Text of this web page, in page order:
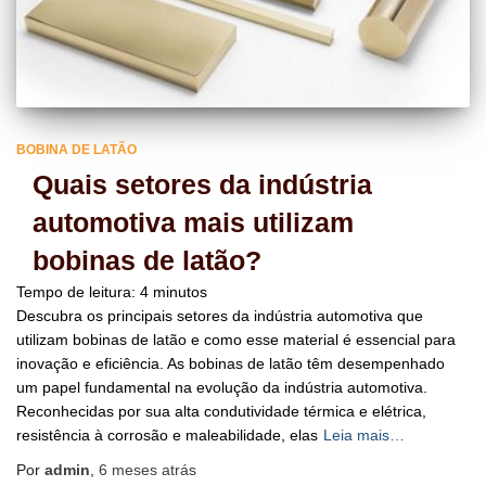
BOBINA DE LATÃO
Quais setores da indústria
automotiva mais utilizam
bobinas de latão?
Tempo de leitura: 4 minutos
Descubra os principais setores da indústria automotiva que
utilizam bobinas de latão e como esse material é essencial para
inovação e eficiência. As bobinas de latão têm desempenhado
um papel fundamental na evolução da indústria automotiva.
Reconhecidas por sua alta condutividade térmica e elétrica,
resistência à corrosão e maleabilidade, elas Leia mais…
Por admin 6 meses atrás